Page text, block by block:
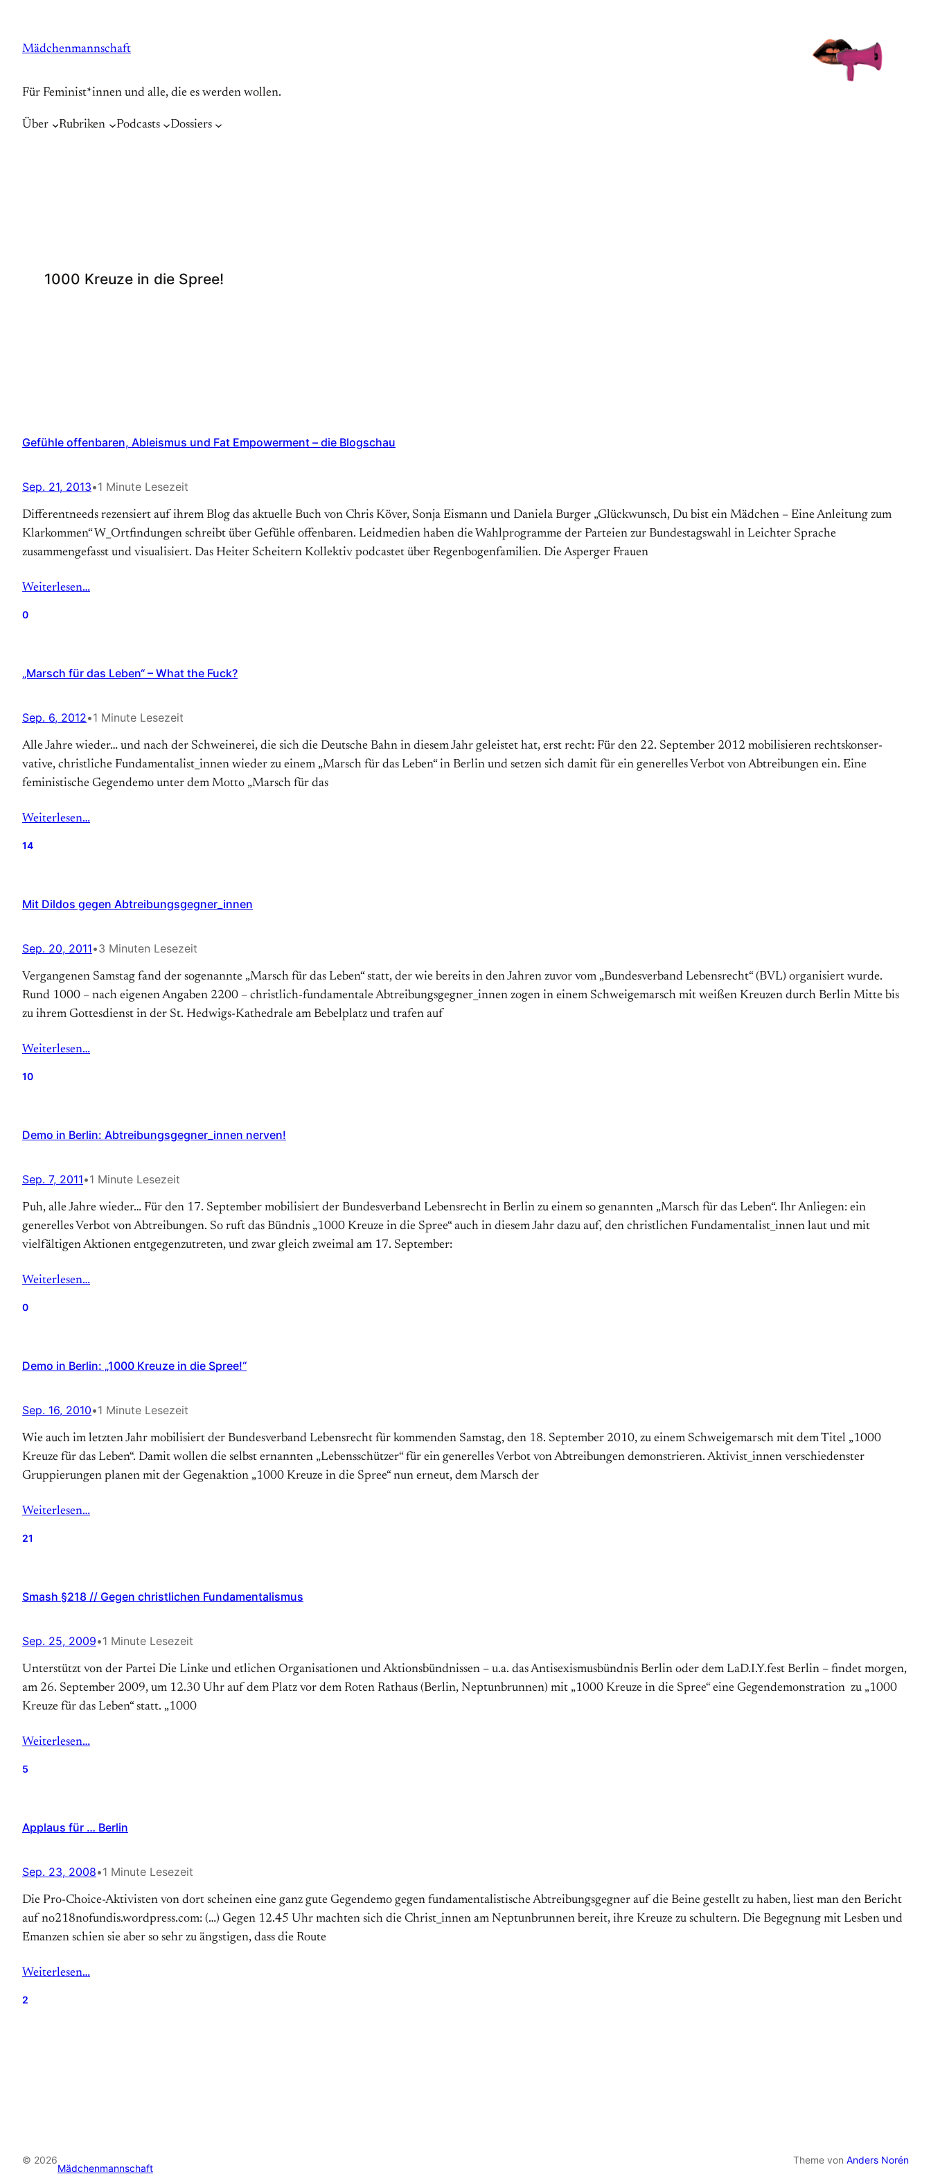
springen
Mädchenmannschaft
Für Feminist*innen und alle, die es werden wollen.
Über Rubriken Podcasts Dossiers
1000 Kreuze in die Spree!
Gefühle offenbaren, Ableismus und Fat Empowerment – die Blogschau
Sep. 21, 2013•1 Minute Lesezeit
Differentneeds rezensiert auf ihrem Blog das aktuelle Buch von Chris Köver, Sonja Eismann und Daniela Burger „Glückwunsch, Du bist ein Mädchen – Eine Anleitung zum
Klarkommen“ W_Ortfindungen schreibt über Gefühle offenbaren. Leidmedien haben die Wahlprogramme der Parteien zur Bundestagswahl in Leichter Sprache
zusammengefasst und visualisiert. Das Heiter Scheitern Kollektiv podcastet über Regenbogenfamilien. Die Asperger Frauen
Weiterlesen…
0
„Marsch für das Leben“ – What the Fuck?
Sep. 6, 2012•1 Minute Lesezeit
Alle Jahre wieder… und nach der Schweinerei, die sich die Deutsche Bahn in diesem Jahr geleistet hat, erst recht: Für den 22. September 2012 mobilisieren rechts­­kon­ser­
vative, christ­liche Fundamentalist­_innen wieder zu einem „Marsch für das Leben“ in Berlin und setzen sich damit für ein generelles Verbot von Ab­­trei­bungen ein. Eine
feministische Gegen­demo unter dem Motto „Marsch für das
Weiterlesen…
14
Mit Dildos gegen Abtreibungsgegner_innen
Sep. 20, 2011•3 Minuten Lesezeit
Vergangenen Samstag fand der sogenannte „Marsch für das Leben“ statt, der wie be­reits in den Jahren zuvor vom „Bundes­verband Lebens­recht“ (BVL) organisiert wurde.
Rund 1000 – nach eigenen An­gaben 2200 – christlich-fundamentale Ab­treibungs­gegner_innen zogen in einem Schweigemarsch mit weißen Kreuzen durch Berlin Mitte bis
zu ihrem Gottes­dienst in der St. Hedwigs-Kathedrale am Bebel­platz und trafen auf
Weiterlesen…
10
Demo in Berlin: Abtreibungsgegner_innen nerven!
Sep. 7, 2011•1 Minute Lesezeit
Puh, alle Jahre wieder… Für den 17. September mobilisiert der Bundesverband Lebensrecht in Berlin zu einem so genannten „Marsch für das Leben“. Ihr Anliegen: ein
generelles Verbot von Abtreibungen. So ruft das Bündnis „1000 Kreuze in die Spree“ auch in diesem Jahr dazu auf, den christlichen Fundamentalist_innen laut und mit
vielfältigen Aktionen entgegenzutreten, und zwar gleich zweimal am 17. September:
Weiterlesen…
0
Demo in Berlin: „1000 Kreuze in die Spree!“
Sep. 16, 2010•1 Minute Lesezeit
Wie auch im letzten Jahr mobilisiert der Bundesverband Lebensrecht für kommenden Samstag, den 18. September 2010, zu einem Schweigemarsch mit dem Titel „1000
Kreuze für das Leben“. Damit wollen die selbst ernannten „Lebensschützer“ für ein generelles Verbot von Abtreibungen demonstrieren. Aktivist_innen verschiedenster
Gruppierungen planen mit der Gegenaktion „1000 Kreuze in die Spree“ nun erneut, dem Marsch der
Weiterlesen…
21
Smash §218 // Gegen christlichen Fundamentalismus
Sep. 25, 2009•1 Minute Lesezeit
Unterstützt von der Partei Die Linke und etlichen Organisationen und Aktionsbündnissen – u.a. das Antisexismusbündnis Berlin oder dem LaD.I.Y.fest Berlin – findet morgen,
am 26. September 2009, um 12.30 Uhr auf dem Platz vor dem Roten Rathaus (Berlin, Neptunbrunnen) mit „1000 Kreuze in die Spree“ eine Gegendemonstration zu „1000
Kreuze für das Leben“ statt. „1000
Weiterlesen…
5
Applaus für … Berlin
Sep. 23, 2008•1 Minute Lesezeit
Die Pro-Choice-Aktivisten von dort scheinen eine ganz gute Gegendemo gegen fundamentalistische Abtreibungsgegner auf die Beine gestellt zu haben, liest man den Bericht
auf no218nofundis.wordpress.com: (…) Gegen 12.45 Uhr machten sich die Christ_innen am Neptunbrunnen bereit, ihre Kreuze zu schultern. Die Begegnung mit Lesben und
Emanzen schien sie aber so sehr zu ängstigen, dass die Route
Weiterlesen…
2
© 2026
Mädchenmannschaft
Theme von Anders Norén